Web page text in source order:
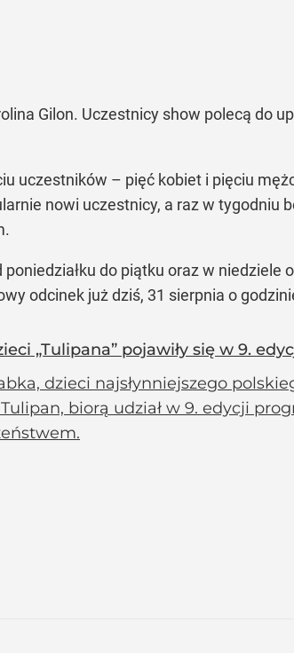
Gilon. Uczestnicy show polecą do
uczestników – pięć kobiet i pięciu
nowi uczestnicy, a raz w tygodniu
do piątku oraz w niedziele
odcinek już dziś, 31 sierpnia o
„Tulipana” pojawiły się w 9.
dzieci najsłynniejszego
biorą udział w 9. edycji